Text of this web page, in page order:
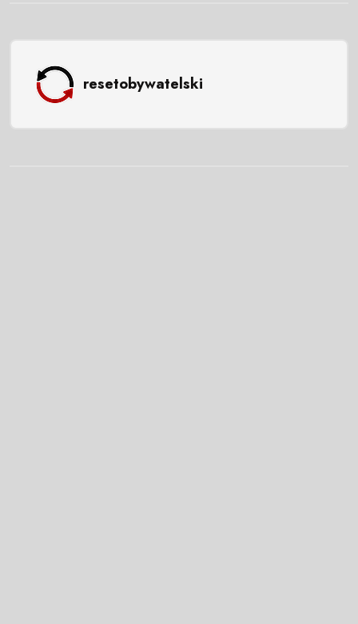
resetobywatelski